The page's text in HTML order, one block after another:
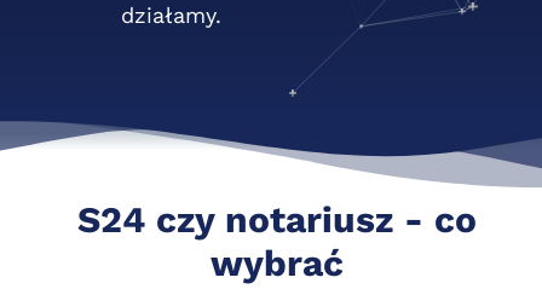
działamy.
S24 czy notariusz - co
wybrać